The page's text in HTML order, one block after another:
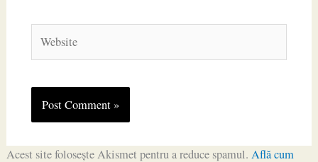
Acest site folosește Akismet pentru a reduce spamul. Află cum